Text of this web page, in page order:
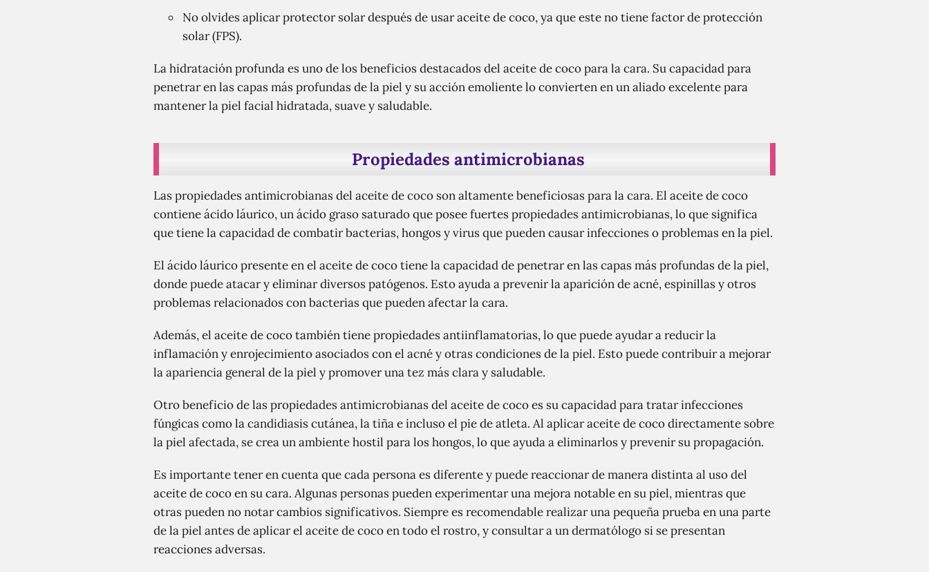
No olvides aplicar protector solar después de usar aceite de coco, ya que este no tiene factor de protección
solar (FPS).
La hidratación profunda es uno de los beneficios destacados del aceite de coco para la cara. Su capacidad para
penetrar en las capas más profundas de la piel y su acción emoliente lo convierten en un aliado excelente para
mantener la piel facial hidratada, suave y saludable.
Propiedades antimicrobianas
Las propiedades antimicrobianas del aceite de coco son altamente beneficiosas para la cara. El aceite de coco
contiene ácido láurico, un ácido graso saturado que posee fuertes propiedades antimicrobianas, lo que significa
que tiene la capacidad de combatir bacterias, hongos y virus que pueden causar infecciones o problemas en la piel.
El ácido láurico presente en el aceite de coco tiene la capacidad de penetrar en las capas más profundas de la piel,
donde puede atacar y eliminar diversos patógenos. Esto ayuda a prevenir la aparición de acné, espinillas y otros
problemas relacionados con bacterias que pueden afectar la cara.
Además, el aceite de coco también tiene propiedades antiinflamatorias, lo que puede ayudar a reducir la
inflamación y enrojecimiento asociados con el acné y otras condiciones de la piel. Esto puede contribuir a mejorar
la apariencia general de la piel y promover una tez más clara y saludable.
Otro beneficio de las propiedades antimicrobianas del aceite de coco es su capacidad para tratar infecciones
fúngicas como la candidiasis cutánea, la tiña e incluso el pie de atleta. Al aplicar aceite de coco directamente sobre
la piel afectada, se crea un ambiente hostil para los hongos, lo que ayuda a eliminarlos y prevenir su propagación.
Es importante tener en cuenta que cada persona es diferente y puede reaccionar de manera distinta al uso del
aceite de coco en su cara. Algunas personas pueden experimentar una mejora notable en su piel, mientras que
otras pueden no notar cambios significativos. Siempre es recomendable realizar una pequeña prueba en una parte
de la piel antes de aplicar el aceite de coco en todo el rostro, y consultar a un dermatólogo si se presentan
reacciones adversas.